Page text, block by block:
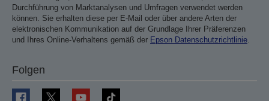
Durchführung von Marktanalysen und Umfragen verwendet werden
können. Sie erhalten diese per E-Mail oder über andere Arten der
elektronischen Kommunikation auf der Grundlage Ihrer Präferenzen
und Ihres Online-Verhaltens gemäß der Epson Datenschutzrichtlinie.
Folgen